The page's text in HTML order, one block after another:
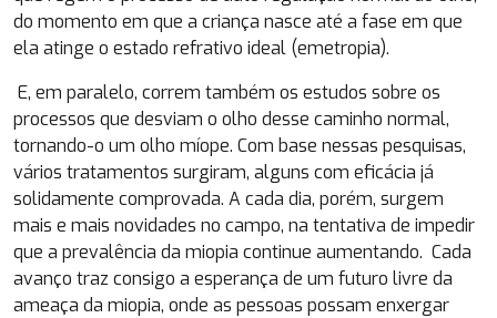
do momento em que a criança nasce até a fase em que
ela atinge o estado refrativo ideal (emetropia).
E, em paralelo, correm também os estudos sobre os
processos que desviam o olho desse caminho normal,
tornando-o um olho míope. Com base nessas pesquisas,
vários tratamentos surgiram, alguns com eficácia já
solidamente comprovada. A cada dia, porém, surgem
mais e mais novidades no campo, na tentativa de impedir
que a prevalência da miopia continue aumentando. Cada
avanço traz consigo a esperança de um futuro livre da
ameaça da miopia, onde as pessoas possam enxergar